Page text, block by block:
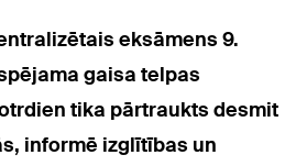
eksāmens 9.
gaisa telpas
tika pārtraukts desmit
informē izglītības un